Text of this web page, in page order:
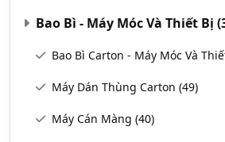
Bao Bì - Máy Móc Và Thiết Bị
Bao Bì Carton - Máy Móc Và
Máy Dán Thùng Carton (49)
Máy Cán Màng (40)